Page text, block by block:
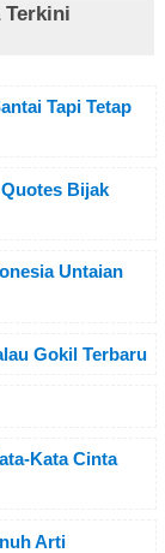
Terkini
Tapi Tetap
Bijak
Untaian
Gokil Terbaru
Kata Cinta
Arti